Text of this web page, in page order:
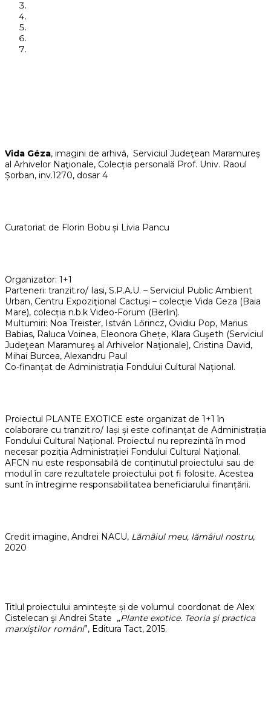
Vida Géza, imagini de arhivă, Serviciul Judeţean Maramureş
al Arhivelor Naţionale, Colecția personală Prof. Univ. Raoul
Șorban, inv.1270, dosar 4
Curatoriat de Florin Bobu și Livia Pancu
Organizator: 1+1
Parteneri: tranzit.ro/ Iasi, S.P.A.U. – Serviciul Public Ambient
Urban, Centru Expoziţional Cactuşi – colecţie Vida Geza (Baia
Mare), colecția n.b.k Video-Forum (Berlin).
Multumiri: Noa Treister, István Lőrincz, Ovidiu Pop, Marius
Babias, Raluca Voinea, Eleonora Ghețe, Klara Guşeth (Serviciul
Judeţean Maramureş al Arhivelor Naţionale), Cristina David,
Mihai Burcea, Alexandru Paul
Co-finanțat de Administrația Fondului Cultural Național.
Proiectul PLANTE EXOTICE este organizat de 1+1 în
colaborare cu tranzit.ro/ Iași și este cofinanțat de Administrația
Fondului Cultural Național. Proiectul nu reprezintă în mod
necesar poziția Administrației Fondului Cultural Național.
AFCN nu este responsabilă de conținutul proiectului sau de
modul în care rezultatele proiectului pot fi folosite. Acestea
sunt în întregime responsabilitatea beneficiarului finanțării.
Credit imagine, Andrei NACU, Lămâiul meu, lămâiul nostru,
2020
Titlul proiectului amintește și de volumul coordonat de Alex
Cistelecan şi Andrei State „Plante exotice. Teoria şi practica
marxiştilor români”, Editura Tact, 2015.